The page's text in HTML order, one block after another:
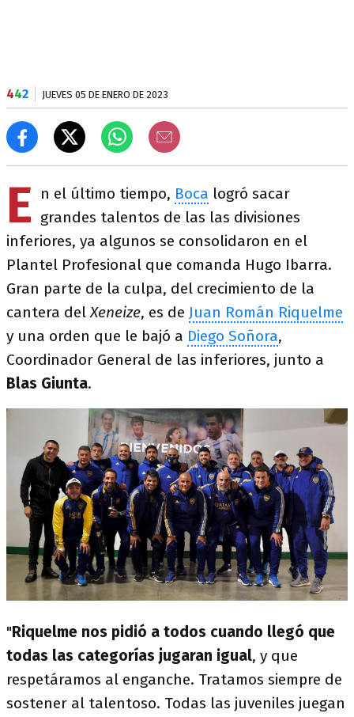
442 JUEVES 05 DE ENERO DE 2023
E n el último tiempo, Boca logró sacar
grandes talentos de las las divisiones
inferiores, ya algunos se consolidaron en el
Plantel Profesional que comanda Hugo Ibarra.
Gran parte de la culpa, del crecimiento de la
cantera delXeneize, es de Juan Román Riquelme
y una orden que le bajó a Diego Soñora,
Coordinador General de las inferiores, junto a
Blas Giunta.
"Riquelme nos pidió a todos cuando llegó que
todas las categorías jugaran igual, y que
respetáramos al enganche. Tratamos siempre de
sostener al talentoso. Todas las juveniles juegan